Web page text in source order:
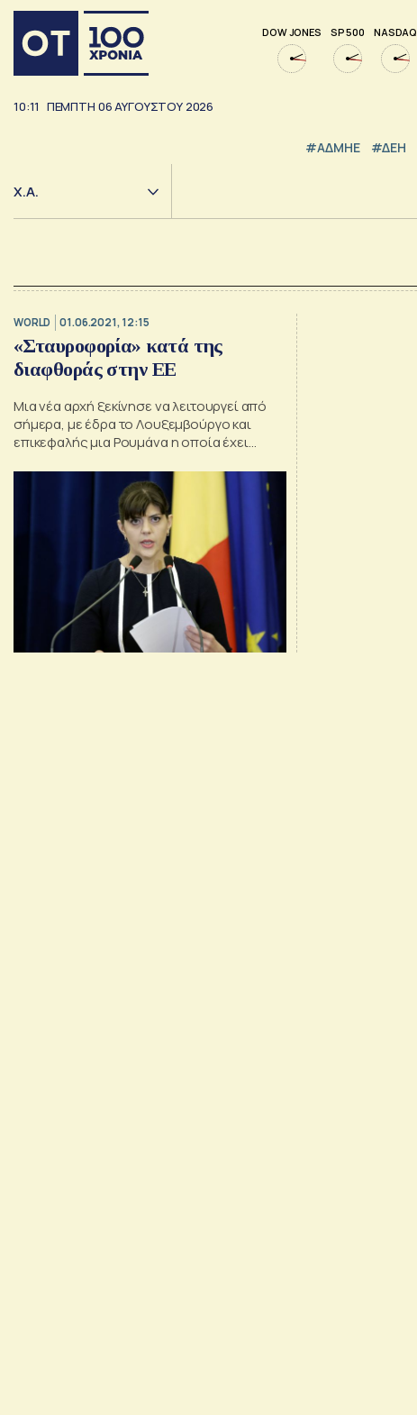
DOW JONES SP 500 NASDAQ
10:11 ΠΕΜΠΤΗ 06ΑΥΓΟΥΣΤΟΥ 2026
#ΑΔΜΗΕ #ΔΕΗ
Χ.Α.
WORLD 01.06.2021, 12:15
«Σταυροφορία» κατά της
διαφθοράς στην ΕΕ
Μια νέα αρχή ξεκίνησε να λειτουργεί από
σήμερα, με έδρα το Λουξεμβούργο και
επικεφαλής μια Ρουμάνα η οποία έχει
αγώνα κατά της διαφθοράς στη χώρα της
και έχει διωχθεί γι’ αυτό.